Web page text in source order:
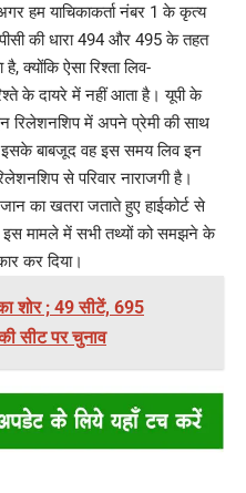
हम याचिकाकर्ता नंबर 1 के कृत्य
की धारा 494 और 495 के तहत
क्योंकि ऐसा रिश्ता लिव-
के दायरे में नहीं आता है। यूपी के
रिलेशनशिप में अपने प्रेमी की साथ
इसके बाबजूद वह इस समय लिव इन
से परिवार नाराजगी है।
का खतरा जताते हुए हाईकोर्ट से
इस मामले में सभी तथ्यों को समझने के
कर दिया।
शोर ; 49 सीटें, 695
सीट पर चुनाव